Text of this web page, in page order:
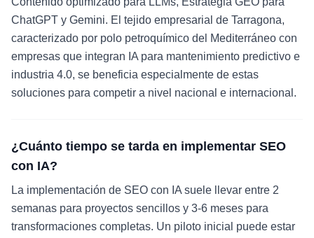
ChatGPT y Gemini. El tejido empresarial de Tarragona,
caracterizado por polo petroquímico del Mediterráneo con
empresas que integran IA para mantenimiento predictivo e
industria 4.0, se beneficia especialmente de estas
soluciones para competir a nivel nacional e internacional.
¿Cuánto tiempo se tarda en implementar SEO
con IA?
La implementación de SEO con IA suele llevar entre 2
semanas para proyectos sencillos y 3-6 meses para
transformaciones completas. Un piloto inicial puede estar